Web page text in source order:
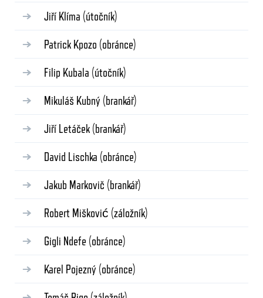
Jiří Klíma (útočník)
Patrick Kpozo (obránce)
Filip Kubala (útočník)
Mikuláš Kubný (brankář)
Jiří Letáček (brankář)
David Lischka (obránce)
Jakub Markovič (brankář)
Robert Mišković (záložník)
Gigli Ndefe (obránce)
Karel Pojezný (obránce)